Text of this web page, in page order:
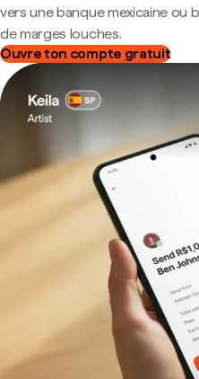
vers une banque mexicaine ou
de marges louches.
Ouvre ton compte gratuit